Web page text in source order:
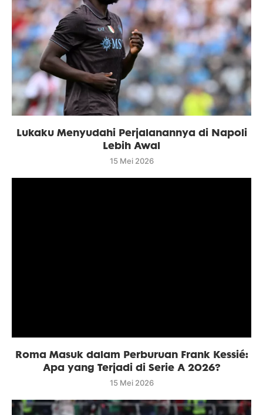
Lukaku Menyudahi Perjalanannya di Napoli
Lebih Awal
15 Mei 2026
Roma Masuk dalam Perburuan Frank Kessié:
Apa yang Terjadi di Serie A 2026?
15 Mei 2026